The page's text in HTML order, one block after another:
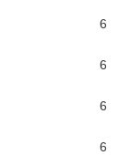
6
6
6
6